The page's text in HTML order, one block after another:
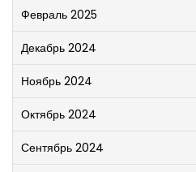
Февраль 2025
Декабрь 2024
Ноябрь 2024
Октябрь 2024
Сентябрь 2024